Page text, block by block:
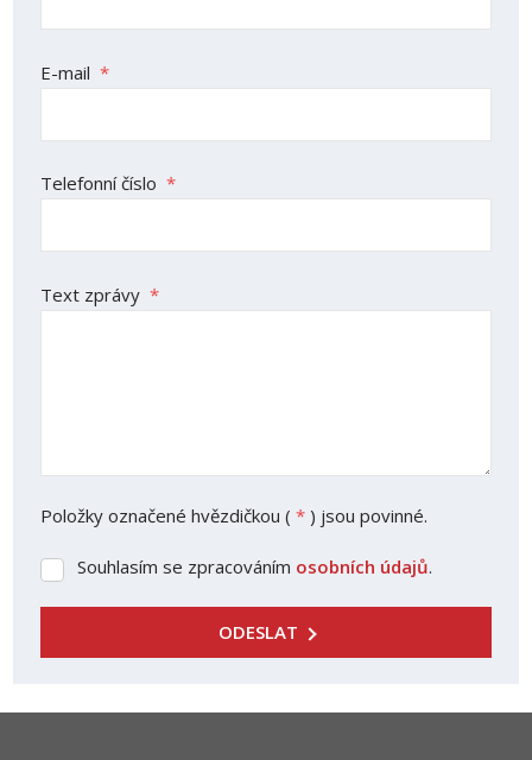
E-mail *
Telefonní číslo *
Text zprávy *
Položky označené hvězdičkou ( * ) jsou povinné.
Souhlasím
Souhlasím se zpracováním osobních údajů.
ODESLAT